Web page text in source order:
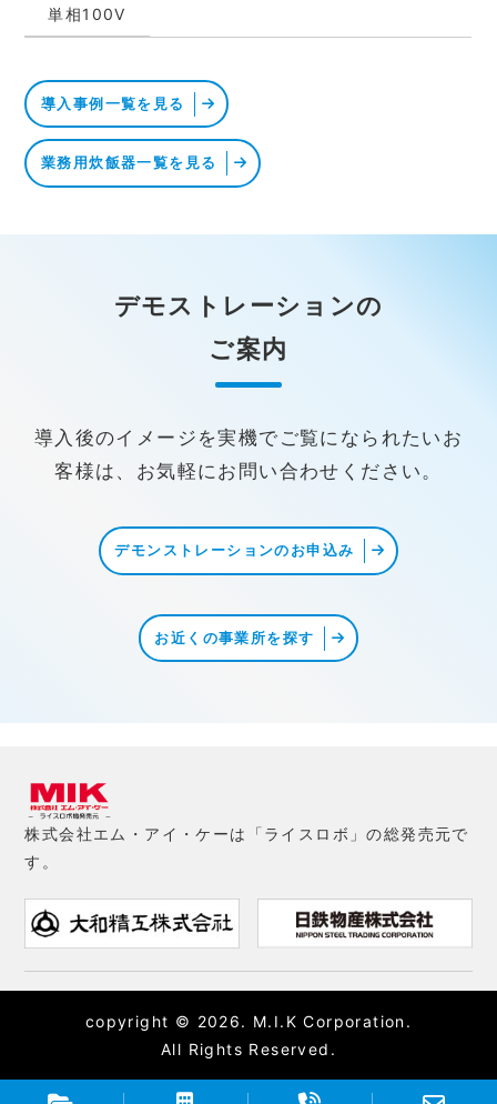
単相100V
導入事例一覧を見る
業務用炊飯器一覧を見る
デモストレーションの
ご案内
導入後のイメージを実機でご覧になられたいお
客様は、お気軽にお問い合わせください。
デモンストレーションのお申込み
お近くの事業所を探す
株式会社エム・アイ・ケーは「ライスロボ」の総発売元で
す。
copyright © 2026. M.I.K Corporation.
All Rights Reserved.